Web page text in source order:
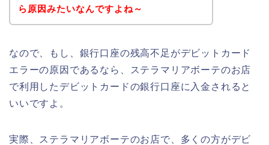
ら原因みたいなんですよね～
なので、もし、銀行口座の残高不足がデビットカード
エラーの原因であるなら、ステラマリアボーテのお店
で利用したデビットカードの銀行口座に入金されると
いいですよ。
実際、ステラマリアボーテのお店で、多くの方がデビ